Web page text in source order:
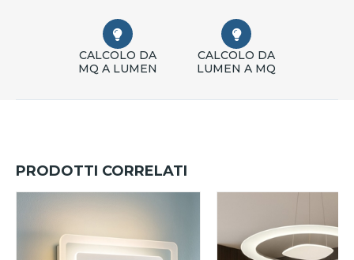
CALCOLO DA
MQ A LUMEN
CALCOLO DA
LUMEN A MQ
PRODOTTI CORRELATI